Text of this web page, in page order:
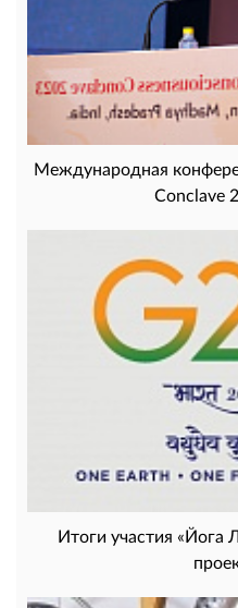
Международная
Conclave
Итоги участия